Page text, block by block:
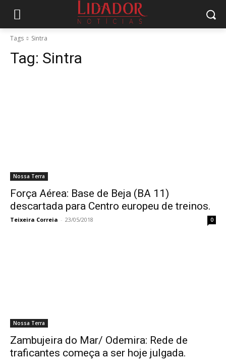
Tags Sintra
Tag: Sintra
Nossa Terra
Força Aérea: Base de Beja (BA 11)
descartada para Centro europeu de treinos.
Teixeira Correia - 23/05/2018 0
Nossa Terra
Zambujeira do Mar/ Odemira: Rede de
traficantes começa a ser hoje julgada.